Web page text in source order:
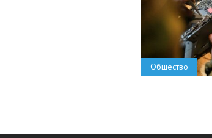
Общество